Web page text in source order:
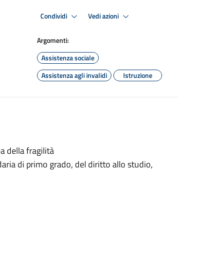
Condividi Vedi azioni
Argomenti:
Assistenza sociale
Assistenza agli invalidi
Istruzione
della fragilità
di primo grado, del diritto allo studio,